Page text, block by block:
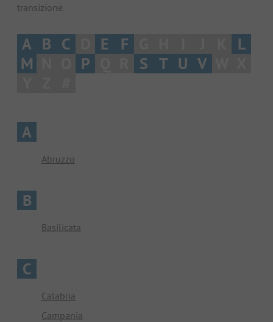
transizione.
A B C E F
L
M
P S T U V
A
Abruzzo
B
Basilicata
C
Calabria
Campania